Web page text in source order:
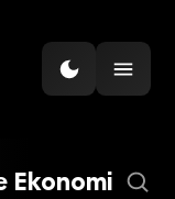
Ekonomi